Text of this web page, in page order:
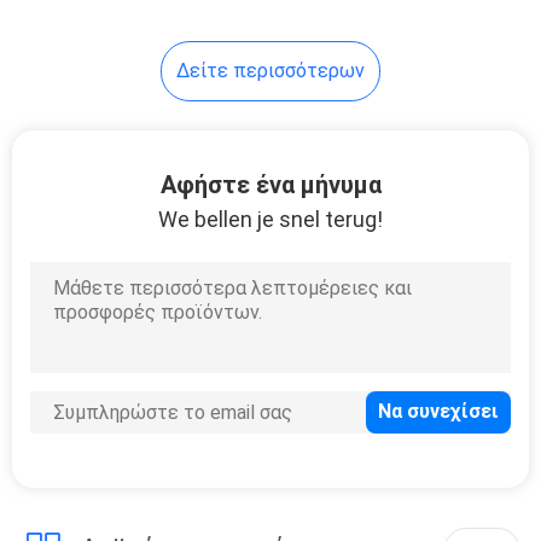
Ανυψωτική μάσκα
Massager
Δείτε περισσότερων
Αφήστε ένα μήνυμα
We bellen je snel terug!